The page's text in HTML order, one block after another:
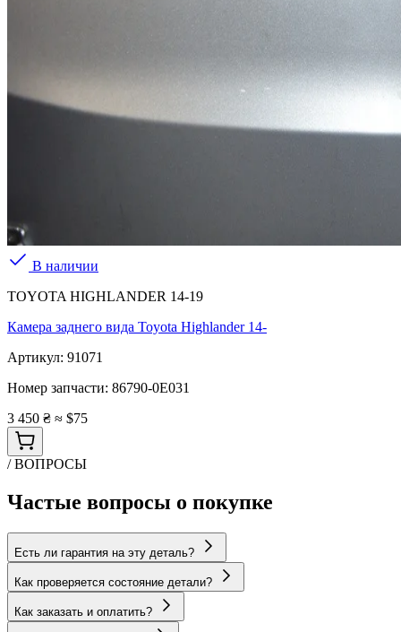
В наличии
TOYOTA HIGHLANDER 14-19
Камера заднего вида Toyota Highlander 14-
Артикул: 91071
Номер запчасти: 86790-0E031
3 450 ₴ ≈ $75
/ ВОПРОСЫ
Частые вопросы о покупке
Есть ли гарантия на эту деталь?
Как проверяется состояние детали?
Как заказать и оплатить?